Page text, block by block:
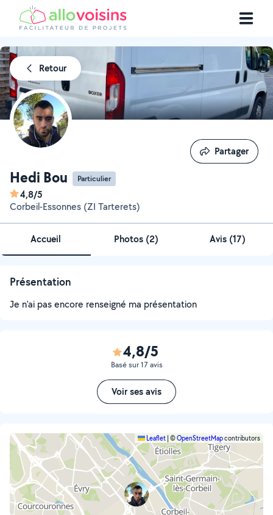
Retour
Hedi Bou Particulier
4,8/5
Corbeil-Essonnes (ZI Tarterets)
Partager
Partager
Accueil Photos (2) Avis (17)
Présentation
Je n'ai pas encore renseigné ma présentation
4,8/5
Basé sur 17 avis
Voir ses avis
Leaflet ©OpenStreetMapcontributors